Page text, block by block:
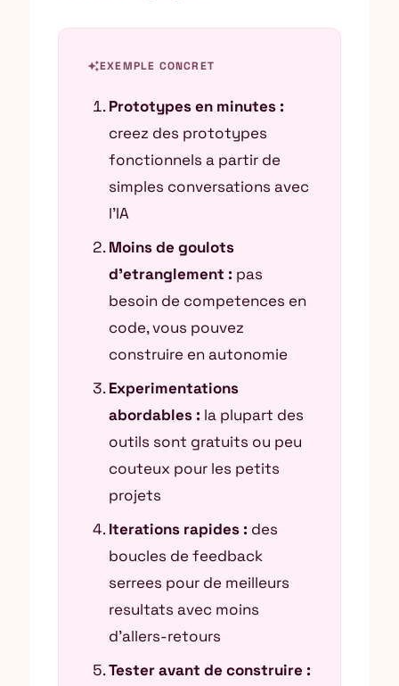
auto_awesomeEXEMPLE CONCRET
Prototypes en minutes :
creez des prototypes
fonctionnels a partir de
simples conversations avec
l’IA
Moins de goulots
d’etranglement : pas
besoin de competences en
code, vous pouvez
construire en autonomie
Experimentations
abordables : la plupart des
outils sont gratuits ou peu
couteux pour les petits
projets
Iterations rapides : des
boucles de feedback
serrees pour de meilleurs
resultats avec moins
d’allers-retours
Tester avant de construire :